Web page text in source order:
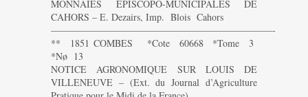
MONNAIES EPISCOPO-MUNICIPALES DE
CAHORS – E. Dezairs, Imp. Blois Cahors
———————————————————————-
** 1851 COMBES *Cote 60668 *Tome 3
*Nø 13
NOTICE AGRONOMIQUE SUR LOUIS DE
VILLENEUVE – (Ext. du Journal d’Agriculture